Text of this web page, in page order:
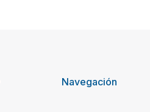
Navegación